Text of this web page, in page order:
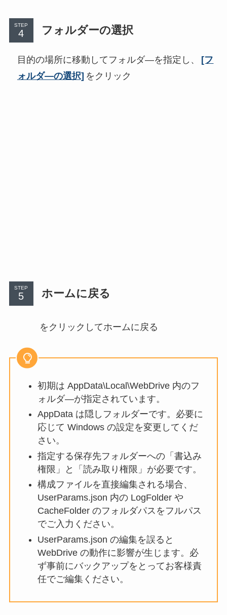
STEP フォルダーの選択
目的の場所に移動してフォルダ―を指定し、
[フ
ォルダ―の選択] をクリック
STEP ホームに戻る
をクリックしてホームに戻る
初期は AppData\Local\WebDrive 内のフ
ォルダ―が指定されています。
AppData は隠しフォルダーです。必要に
応じて Windows の設定を変更してくだ
さい。
指定する保存先フォルダーへの「書込み
権限」と「読み取り権限」が必要です。
構成ファイルを直接編集される場合、
UserParams.json 内の LogFolder や
CacheFolder のフォルダパスをフルパス
でご入力ください。
UserParams.json の編集を誤ると
WebDrive の動作に影響が生じます。必
ず事前にバックアップをとってお客様責
任でご編集ください。